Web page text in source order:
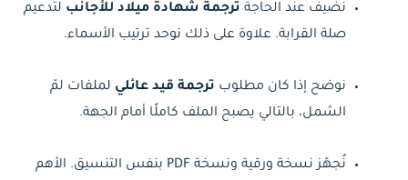
نضيف عند الحاجة ترجمة شهادة ميلاد للأجانب لتدعيم
صلة القرابة. علاوة على ذلك نوحد ترتيب الأسماء.
نوضح إذا كان مطلوب ترجمة قيد عائلي لملفات لمّ
الشمل، بالتالي يصبح الملف كاملًا أمام الجهة.
نُجهّز نسخة ورقية ونسخة PDF بنفس التنسيق. الأهم